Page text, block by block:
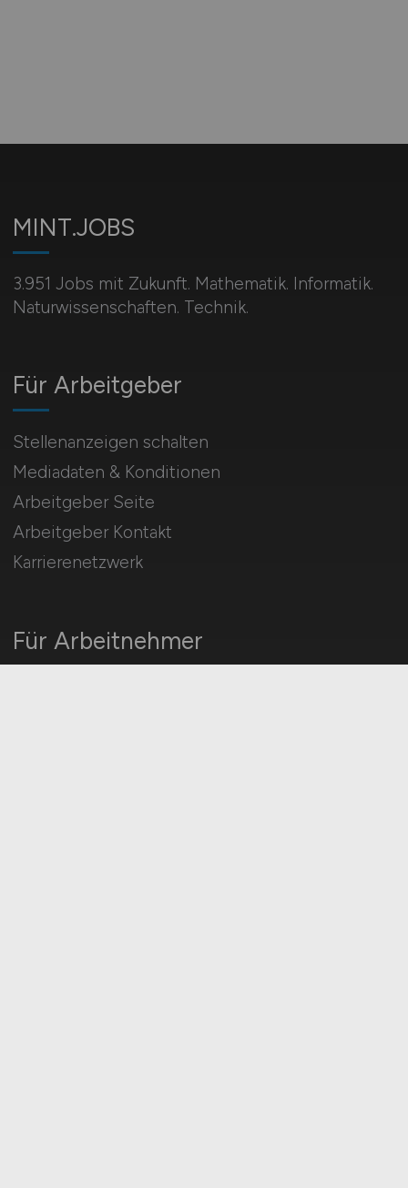
MINT.JOBS
3.951 Jobs mit Zukunft. Mathematik. Informatik.
Naturwissenschaften. Technik.
Für Arbeitnehmer
Für Arbeitgeber
Stellenanzeigen schalten
Mediadaten & Konditionen
Arbeitgeber Seite
Arbeitgeber Kontakt
Karrierenetzwerk